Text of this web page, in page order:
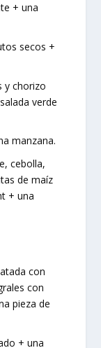
+ una
secos +
y chorizo
verde
manzana.
cebolla,
de maíz
+ una
con
con
pieza de
+ una